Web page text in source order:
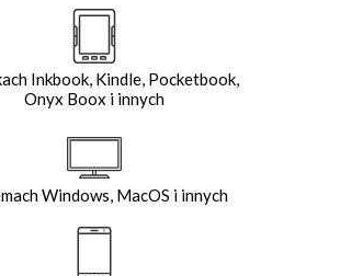
Inkbook, Kindle, Pocketbook,
Onyx Boox i innych
Windows, MacOS i innych